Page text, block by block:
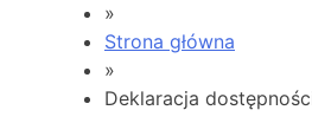
»
Strona główna
»
Deklaracja